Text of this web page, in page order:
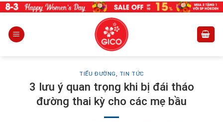
Skip
content
TIỂU ĐƯỜNG, TIN TỨC
3 lưu ý quan trọng khi bị đái tháo
đường thai kỳ cho các mẹ bầu